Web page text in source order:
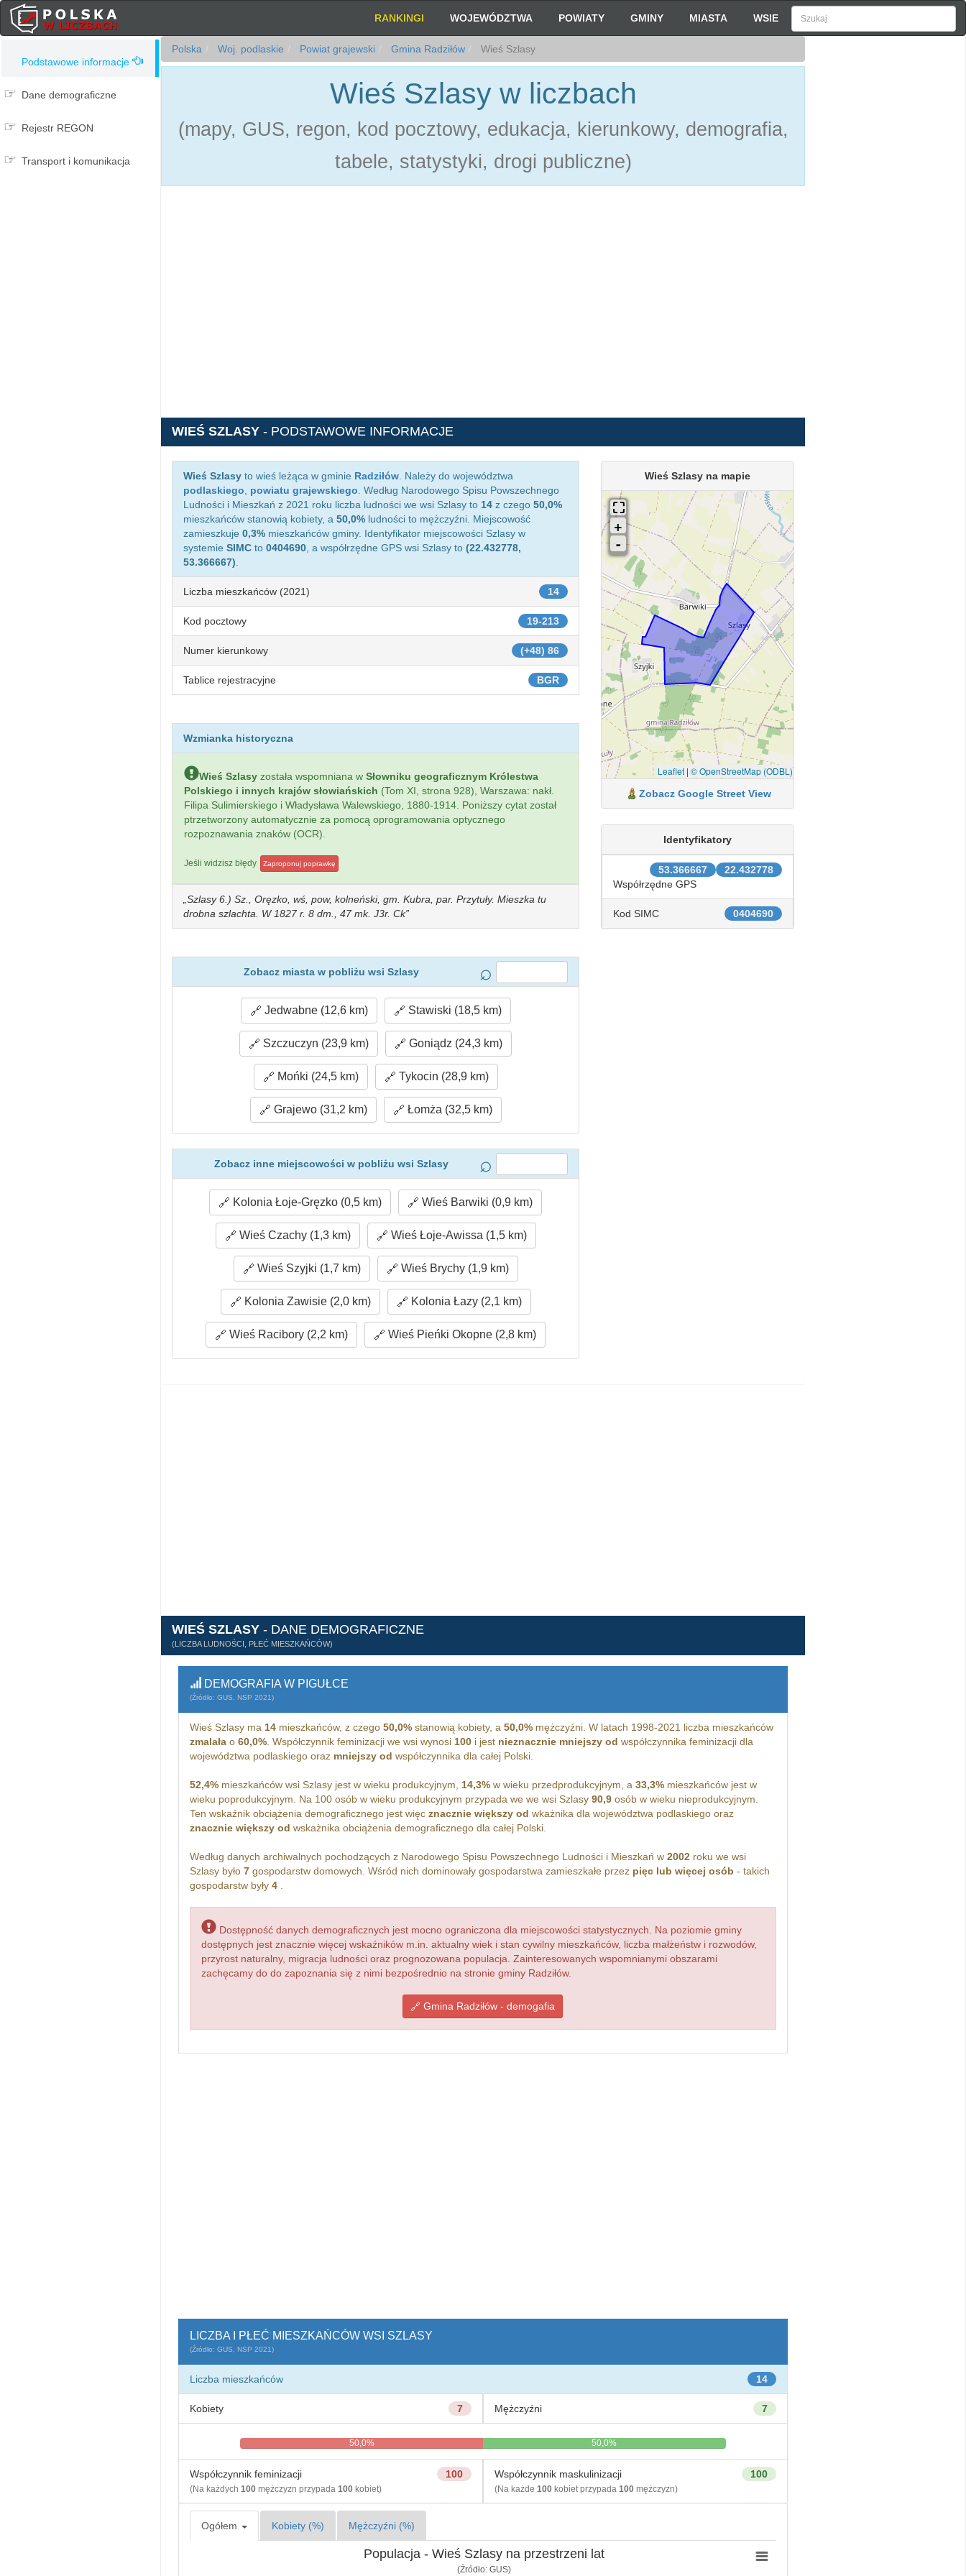
RANKINGI WOJEWÓDZTWA POWIATY GMINY MIASTA WSIE
Podstawowe informacje
Dane demograficzne
Rejestr REGON
Transport i komunikacja
Polska Woj. podlaskie Powiat grajewski Gmina Radziłów Wieś Szlasy
Wieś Szlasy w liczbach
(mapy, GUS, regon, kod pocztowy, edukacja, kierunkowy, demografia,
tabele, statystyki, drogi publiczne)
WIEŚ SZLASY - PODSTAWOWE INFORMACJE
Wieś Szlasy to wieś leżąca w gminie Radziłów . Należy do województwa
podlaskiego
powiatu grajewskiego . Według Narodowego Spisu Powszechnego
Ludności i Mieszkań z 2021 roku liczba ludności we wsi Szlasy to 14 z czego 50,0%
mieszkańców stanowią kobiety, a 50,0% ludności to mężczyźni. Miejscowość
zamieszkuje 0,3% mieszkańców gminy. Identyfikator miejscowości Szlasy w
systemie SIMC to 0404690 , a współrzędne GPS wsi Szlasy to (22.432778,
53.366667)
14
Liczba mieszkańców (2021)
19-213
Kod pocztowy
(+48) 86
Numer kierunkowy
BGR
Tablice rejestracyjne
Wzmianka historyczna
Wieś Szlasy została wspomniana w Słowniku geograficznym Królestwa
Polskiego i innych krajów słowiańskich (Tom XI, strona 928), Warszawa: nakł.
Filipa Sulimierskiego i Władysława Walewskiego, 1880-1914. Poniższy cytat został
ptrzetworzony automatycznie za pomocą oprogramowania optycznego
rozpoznawania znaków (OCR).
Jeśli widzisz błędy Zaproponuj poprawkę
Szlasy 6.) Sz., Oręzko, wś, pow, kolneński, gm. Kubra, par. Przytuły. Mieszka tu
drobna szlachta. W 1827 r. 8 dm., 47 mk. J3r. Ck
Zobacz miasta w pobliżu wsi Szlasy
Jedwabne (12,6 km) Stawiski (18,5 km)
Szczuczyn (23,9 km) Goniądz (24,3 km)
Mońki (24,5 km) Tykocin (28,9 km)
Grajewo (31,2 km) Łomża (32,5 km)
Zobacz inne miejscowości w pobliżu wsi Szlasy
Kolonia Łoje-Gręzko (0,5 km) Wieś Barwiki (0,9 km)
Wieś Czachy (1,3 km) Wieś Łoje-Awissa (1,5 km)
Wieś Szyjki (1,7 km) Wieś Brychy (1,9 km)
Kolonia Zawisie (2,0 km) Kolonia Łazy (2,1 km)
Wieś Racibory (2,2 km) Wieś Pieńki Okopne (2,8 km)
Wieś Szlasy na mapie
Leaflet| © OpenStreetMap (ODBL)
Zobacz Google Street View
Identyfikatory
22.432778
53.366667
Współrzędne GPS
0404690
Kod SIMC
WIEŚ SZLASY - DANE DEMOGRAFICZNE
(LICZBA LUDNOŚCI, PŁEĆ MIESZKAŃCÓW)
DEMOGRAFIA W PIGUŁCE
(Źródło: GUS, NSP 2021)
Wieś Szlasy ma 14mieszkańców, z czego 50,0%stanowią kobiety, a 50,0%mężczyźni. W latach 1998-2021 liczba mieszkańców
zmalałao 60,0%. Współczynnik feminizacji we wsi wynosi 100i jest nieznacznie mniejszy od współczynnika feminizacji dla
województwa podlaskiego oraz mniejszy od współczynnika dla całej Polski.
52,4%mieszkańców wsi Szlasy jest w wieku produkcyjnym, 14,3%w wieku przedprodukcyjnym, a 33,3%mieszkańców jest w
wieku poprodukcyjnym. Na 100 osób w wieku produkcyjnym przypada we we wsi Szlasy 90,9osób w wieku nieprodukcyjnym.
Ten wskaźnik obciążenia demograficznego jest więc znacznie większy od wkażnika dla województwa podlaskiego oraz
znacznie większy od wskażnika obciążenia demograficznego dla całej Polski.
Według danych archiwalnych pochodzących z Narodowego Spisu Powszechnego Ludności i Mieszkań w 2002roku we wsi
Szlasy było 7gospodarstw domowych. Wśród nich dominowały gospodarstwa zamieszkałe przez pięc lub więcej osób - takich
gospodarstw były 4.
Dostępność danych demograficznych jest mocno ograniczona dla miejscowości statystycznych. Na poziomie gminy
dostępnych jest znacznie więcej wskaźników m.in. aktualny wiek i stan cywilny mieszkańców, liczba małżeństw i rozwodów,
przyrost naturalny, migracja ludności oraz prognozowana populacja. Zainteresowanych wspomnianymi obszarami
zachęcamy do do zapoznania się z nimi bezpośrednio na stronie gminy Radziłów.
Gmina Radziłów - demogafia
LICZBA I PŁEĆ MIESZKAŃCÓW WSI SZLASY
(Źródło: GUS, NSP 2021)
14
Liczba mieszkańców
7
Kobiety 7
Mężczyźni
50,0% 50,0%
100
Współczynnik feminizacji
(Na każdych 100mężczyzn przypada 100kobiet)
100
Współczynnik maskulinizacji
(Na każde 100kobiet przypada 100mężczyzn)
Ogółem Kobiety (%) Mężczyźni (%)
Populacja - Wieś Szlasy na przestrzeni lat
(Źródło: GUS)